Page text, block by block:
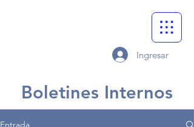
Ingresar
Boletines Internos
Entrada